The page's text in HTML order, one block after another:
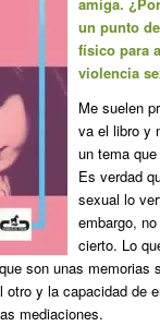
amiga.
un punto
físico para
violencia
Me suelen
va el libro y
un tema
Es verdad
sexual lo
embargo,
cierto. Lo
son unas memorias
otro y la capacidad de
mediaciones.